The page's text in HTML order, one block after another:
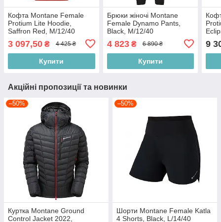
Кофта Montane Female
Protium Lite Hoodie,
Saffron Red, M/12/40
3 097,50 ₴ 4 425 ₴
Купити
Брюки жіночі Montane
Female Dynamo Pants,
Black, M/12/40
4 823₴ 6 890 ₴
Купити
9
Акційні пропозиції та новинки
–50%
Куртка Montane Ground
Control Jacket 2022,
–50%
Шорти Montane Female Katla
4 Shorts, Black, L/14/40